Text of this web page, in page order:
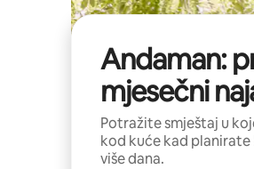
Andaman:
mjesečni
Potražite smještaj u
kod kuće kad
više dana.